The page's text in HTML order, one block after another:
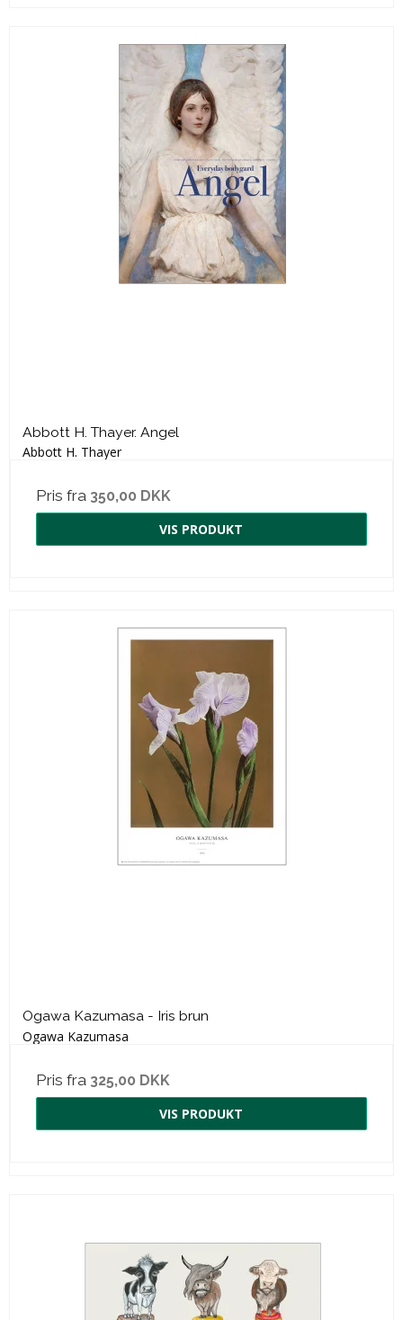
Abbott H. Thayer. Angel
Abbott H. Thayer
Pris fra 350,00 DKK
VIS PRODUKT
Ogawa Kazumasa - Iris brun
Ogawa Kazumasa
Pris fra 325,00 DKK
VIS PRODUKT